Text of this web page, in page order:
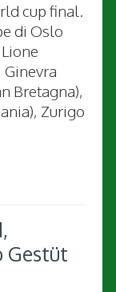
cup final.
di Oslo
Ginevra
Bretagna),
Zurigo
Gestüt